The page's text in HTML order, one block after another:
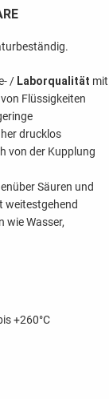
/ Laborqualität mit
Flüssigkeiten
drucklos
von der Kupplung
Säuren und
weitestgehend
wie Wasser,
+260°C